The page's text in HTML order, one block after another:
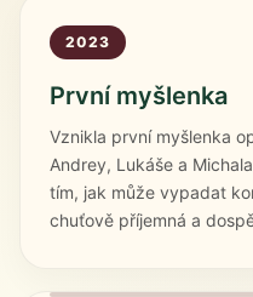
2023
První myšlenka
Vznikla první myšlenka
Andrey, Lukáše a
tím, jak může vypadat
chuťově příjemná a